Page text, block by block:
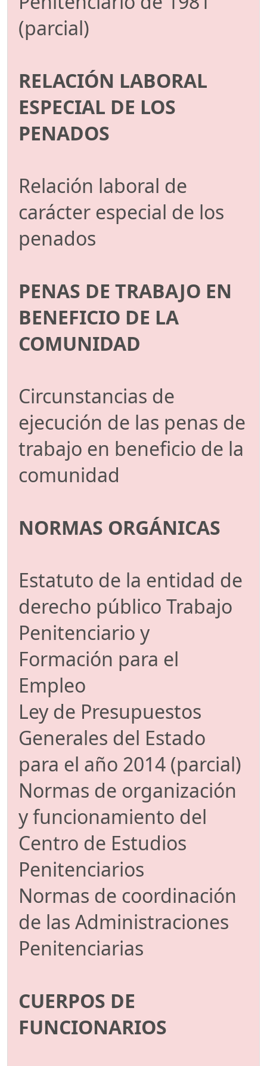
(parcial)
RELACIÓN LABORAL
ESPECIAL DE LOS
PENADOS
Relación laboral de
carácter especial de los
penados
PENAS DE TRABAJO EN
BENEFICIO DE LA
COMUNIDAD
Circunstancias de
ejecución de las penas de
trabajo en beneficio de la
comunidad
NORMAS ORGÁNICAS
Estatuto de la entidad de
derecho público Trabajo
Penitenciario y
Formación para el
Empleo
Ley de Presupuestos
Generales del Estado
para el año 2014 (parcial)
Normas de organización
y funcionamiento del
Centro de Estudios
Penitenciarios
Normas de coordinación
de las Administraciones
Penitenciarias
CUERPOS DE
FUNCIONARIOS